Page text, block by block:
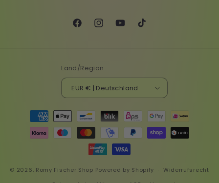
FacebookInstagramYouTubeTikTok
Land/Region
EUR € | Deutschland
Zahlungsmethoden
© 2026, Romy Fischer Shop Powered by Shopify
Widerrufsrecht